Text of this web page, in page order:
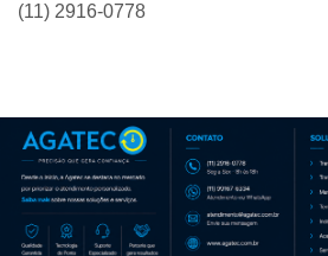
(11) 2916-0778